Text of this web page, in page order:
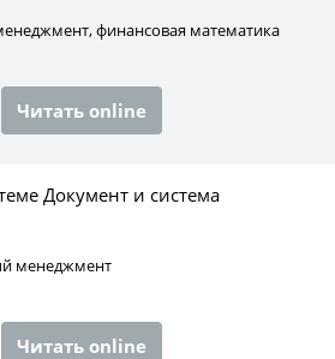
финансовая математика
Читать online
Документ и система
менеджмент
Читать online